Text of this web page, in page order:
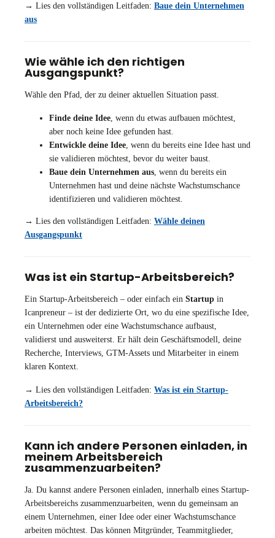
→ Lies den vollständigen Leitfaden: Baue dein Unternehmen
aus
Wie wähle ich den richtigen
Ausgangspunkt?
Wähle den Pfad, der zu deiner aktuellen Situation passt.
Finde deine Idee , wenn du etwas aufbauen möchtest,
aber noch keine Idee gefunden hast.
Entwickle deine Idee , wenn du bereits eine Idee hast und
sie validieren möchtest, bevor du weiter baust.
Baue dein Unternehmen aus , wenn du bereits ein
Unternehmen hast und deine nächste Wachstumschance
identifizieren und validieren möchtest.
→ Lies den vollständigen Leitfaden: Wähle deinen
Ausgangspunkt
Was ist ein Startup-Arbeitsbereich?
Ein Startup-Arbeitsbereich – oder einfach ein Startup in
Icanpreneur – ist der dedizierte Ort, wo du eine spezifische Idee,
ein Unternehmen oder eine Wachstumschance aufbaust,
validierst und ausweiterst. Er hält dein Geschäftsmodell, deine
Recherche, Interviews, GTM-Assets und Mitarbeiter in einem
klaren Kontext.
→ Lies den vollständigen Leitfaden: Was ist ein Startup-
Arbeitsbereich?
Kann ich andere Personen einladen, in
meinem Arbeitsbereich
zusammenzuarbeiten?
Ja. Du kannst andere Personen einladen, innerhalb eines Startup-
Arbeitsbereichs zusammenzuarbeiten, wenn du gemeinsam an
einem Unternehmen, einer Idee oder einer Wachstumschance
arbeiten möchtest. Das können Mitgründer, Teammitglieder,